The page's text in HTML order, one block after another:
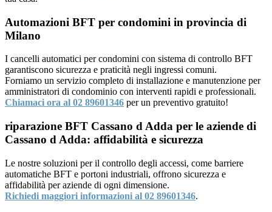
Automazioni BFT per condomini in provincia di
Milano
I cancelli automatici per condomini con sistema di controllo BFT
garantiscono sicurezza e praticità negli ingressi comuni.
Forniamo un servizio completo di installazione e manutenzione per
amministratori di condominio con interventi rapidi e professionali.
Chiamaci ora al 02 89601346 per un preventivo gratuito!
riparazione BFT Cassano d Adda per le aziende di
Cassano d Adda: affidabilità e sicurezza
Le nostre soluzioni per il controllo degli accessi, come barriere
automatiche BFT e portoni industriali, offrono sicurezza e
affidabilità per aziende di ogni dimensione.
Richiedi maggiori informazioni al 02 89601346.